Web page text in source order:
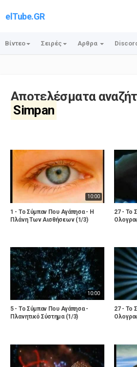
elTube.GR
Βίντεο Σειρές Αρθρα
Αποτελέσματα
Simpan
10:00
1 - Το Σύμπαν Που Αγάπησα - Η
Πλάνη Των Αισθήσεων (1/3)
27 - Το
10:00
5 - Το Σύμπαν Που Αγάπησα -
Πλανητικό Σύστημα (1/3)
27 - Το